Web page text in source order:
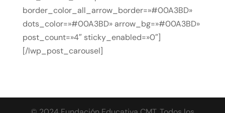
border_color_all_arrow_border=»#00A3BD»
dots_color=»#00A3BD» arrow_bg=»#00A3BD»
post_count=»4″ sticky_enabled=»0″]
[/lwp_post_carousel]